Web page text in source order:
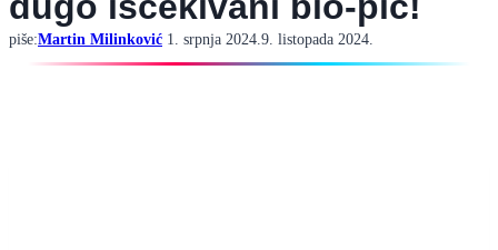
piše:Martin Milinković 1. srpnja 2024.9. listopada 2024.